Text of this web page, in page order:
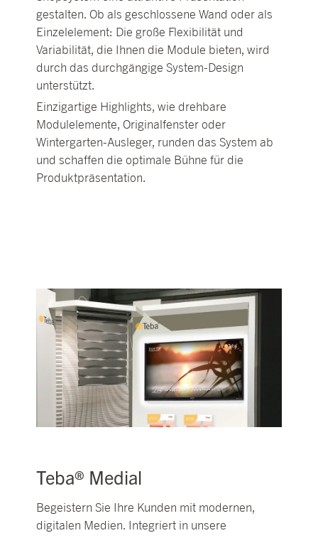
gestalten. Ob als geschlossene Wand oder als
Einzelelement: Die große Flexibilität und
Variabilität, die Ihnen die Module bieten, wird
durch das durchgängige System-Design
unterstützt.
Einzigartige Highlights, wie drehbare
Modulelemente, Originalfenster oder
Wintergarten-Ausleger, runden das System ab
und schaffen die optimale Bühne für die
Produktpräsentation.
Teba® Medial
Begeistern Sie Ihre Kunden mit modernen,
digitalen Medien. Integriert in unsere